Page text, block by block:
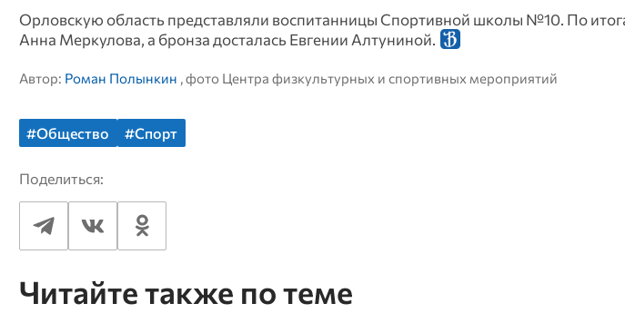
Орловскую область представляли воспитанницы Спортивной школы №10. По
Анна Меркулова, а бронза досталась Евгении Алтуниной.
Автор: Роман Полынкин , фото Центра физкультурных и спортивных мероприятий
#Общество #Спорт
Поделиться:
Читайте также по теме